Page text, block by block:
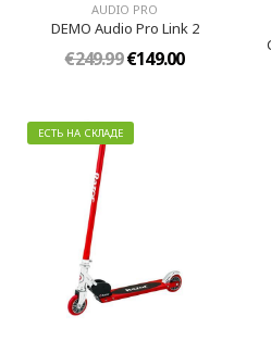
AUDIO PRO
DEMO Audio Pro Link 2
€249.99€149.00
ЕСТЬ НА СКЛАДЕ